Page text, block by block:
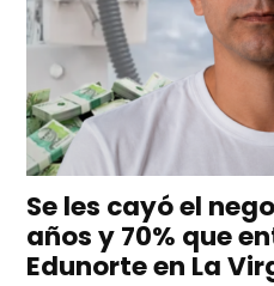
Se les cayó el
años y 70% que
Edunorte en La